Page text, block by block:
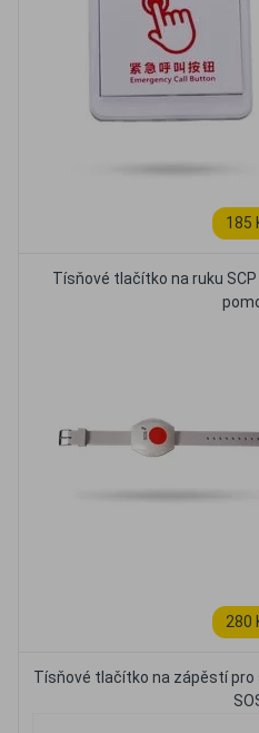
185
Tísňové tlačítko na ruku
280
Tísňové tlačítko na zápěstí pro